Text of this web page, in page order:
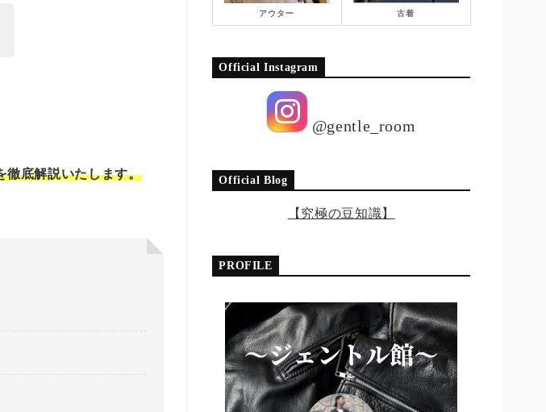
徹底解説いたします。
アウター 古着
Official Instagram
@gentle_room
Official Blog
【究極の豆知識】
PROFILE